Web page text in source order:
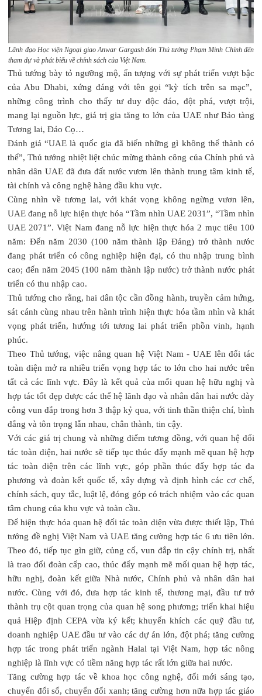
Lãnh đạo Học viện Ngoại giao Anwar Gargash đón Thủ tướng Phạm Minh Chính đến
tham dự và phát biểu về chính sách của Việt Nam.
Thủ tướng bày tỏ ngưỡng mộ, ấn tượng với sự phát triển vượt bậc
của Abu Dhabi, xứng đáng với tên gọi “kỳ tích trên sa mạc”,
những công trình cho thấy tư duy độc đáo, đột phá, vượt trội,
mang lại nguồn lực, giá trị gia tăng to lớn của UAE như Bảo tàng
Tương lai, Đảo Cọ…
Đánh giá “UAE là quốc gia đã biến những gì không thể thành có
thể”, Thủ tướng nhiệt liệt chúc mừng thành công của Chính phủ và
nhân dân UAE đã đưa đất nước vươn lên thành trung tâm kinh tế,
tài chính và công nghệ hàng đầu khu vực.
Cùng nhìn về tương lai, với khát vọng không ngừng vươn lên,
UAE đang nỗ lực hiện thực hóa “Tầm nhìn UAE 2031”, “Tầm nhìn
UAE 2071”. Việt Nam đang nỗ lực hiện thực hóa 2 mục tiêu 100
năm: Đến năm 2030 (100 năm thành lập Đảng) trở thành nước
đang phát triển có công nghiệp hiện đại, có thu nhập trung bình
cao; đến năm 2045 (100 năm thành lập nước) trở thành nước phát
triển có thu nhập cao.
Thủ tướng cho rằng, hai dân tộc cần đồng hành, truyền cảm hứng,
sát cánh cùng nhau trên hành trình hiện thực hóa tầm nhìn và khát
vọng phát triển, hướng tới tương lai phát triển phồn vinh, hạnh
phúc.
Theo Thủ tướng, việc nâng quan hệ Việt Nam - UAE lên đối tác
toàn diện mở ra nhiều triển vọng hợp tác to lớn cho hai nước trên
tất cả các lĩnh vực. Đây là kết quả của mối quan hệ hữu nghị và
hợp tác tốt đẹp được các thế hệ lãnh đạo và nhân dân hai nước dày
công vun đắp trong hơn 3 thập kỷ qua, với tinh thần thiện chí, bình
đẳng và tôn trọng lẫn nhau, chân thành, tin cậy.
Với các giá trị chung và những điểm tương đồng, với quan hệ đối
tác toàn diện, hai nước sẽ tiếp tục thúc đẩy mạnh mẽ quan hệ hợp
tác toàn diện trên các lĩnh vực, góp phần thúc đẩy hợp tác đa
phương và đoàn kết quốc tế, xây dựng và định hình các cơ chế,
chính sách, quy tắc, luật lệ, đóng góp có trách nhiệm vào các quan
tâm chung của khu vực và toàn cầu.
Để hiện thực hóa quan hệ đối tác toàn diện vừa được thiết lập, Thủ
tướng đề nghị Việt Nam và UAE tăng cường hợp tác 6 ưu tiên lớn.
Theo đó, tiếp tục gìn giữ, củng cố, vun đắp tin cậy chính trị, nhất
là trao đổi đoàn cấp cao, thúc đẩy mạnh mẽ mối quan hệ hợp tác,
hữu nghị, đoàn kết giữa Nhà nước, Chính phủ và nhân dân hai
nước. Cùng với đó, đưa hợp tác kinh tế, thương mại, đầu tư trở
thành trụ cột quan trọng của quan hệ song phương; triển khai hiệu
quả Hiệp định CEPA vừa ký kết; khuyến khích các quỹ đầu tư,
doanh nghiệp UAE đầu tư vào các dự án lớn, đột phá; tăng cường
hợp tác trong phát triển ngành Halal tại Việt Nam, hợp tác nông
nghiệp là lĩnh vực có tiềm năng hợp tác rất lớn giữa hai nước.
Tăng cường hợp tác về khoa học công nghệ, đổi mới sáng tạo,
chuyển đổi số, chuyển đổi xanh; tăng cường hơn nữa hợp tác giáo